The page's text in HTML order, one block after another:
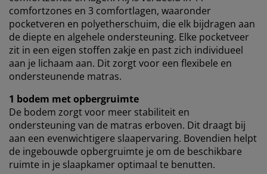
comfortzones en 3 comfortlagen, waaronder
pocketveren en polyetherschuim, die elk bijdragen aan
de diepte en algehele ondersteuning. Elke pocketveer
zit in een eigen stoffen zakje en past zich individueel
aan je lichaam aan. Dit zorgt voor een flexibele en
ondersteunende matras.
1 bodem met opbergruimte
De bodem zorgt voor meer stabiliteit en
ondersteuning van de matras erboven. Dit draagt bij
aan een evenwichtigere slaapervaring. Bovendien helpt
de ingebouwde opbergruimte je om de beschikbare
ruimte in je slaapkamer optimaal te benutten.